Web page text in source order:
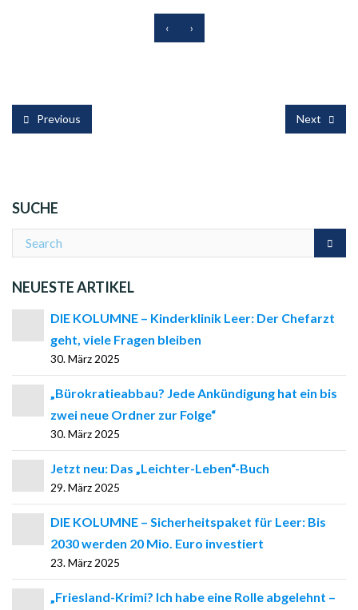
‹ ›
Previous Next
SUCHE
NEUESTE ARTIKEL
DIE KOLUMNE – Kinderklinik Leer: Der Chefarzt
geht, viele Fragen bleiben
30. März 2025
„Bürokratieabbau? Jede Ankündigung hat ein bis
zwei neue Ordner zur Folge“
30. März 2025
Jetzt neu: Das „Leichter-Leben“-Buch
29. März 2025
DIE KOLUMNE – Sicherheitspaket für Leer: Bis
2030 werden 20 Mio. Euro investiert
23. März 2025
„Friesland-Krimi? Ich habe eine Rolle abgelehnt –